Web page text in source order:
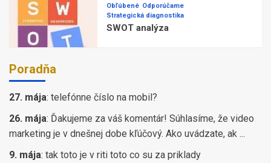
Obľúbené Odporúčame
Strategická diagnostika
SWOT analýza
Poradňa
27. mája: telefónne číslo na mobil?
26. mája: Ďakujeme za váš komentár! Súhlasíme, že video
marketing je v dnešnej dobe kľúčový. Ako uvádzate, ak ...
9. mája: tak toto je v riti toto co su za priklady